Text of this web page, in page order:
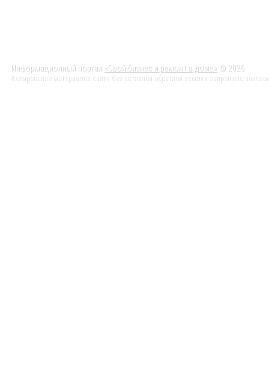
Информационный портал «Свой бизнес и ремонт в доме» © 2026
Копирование материалов сайта без активной обратной ссылки запрещено